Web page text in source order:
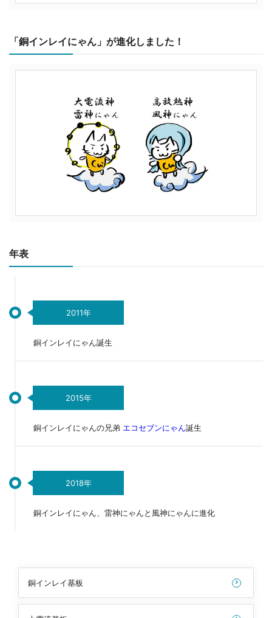
「銅インレイにゃん」が進化しました！
年表
2011年
銅インレイにゃん誕生
2015年
銅インレイにゃんの兄弟 エコセブンにゃん誕生
2018年
銅インレイにゃん、雷神にゃんと風神にゃんに進化
銅インレイ基板